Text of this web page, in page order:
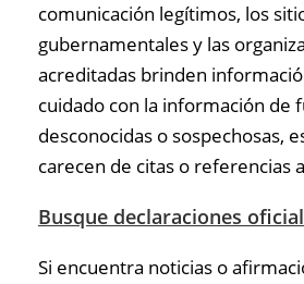
comunicación legítimos, los
gubernamentales y las
acreditadas brinden
cuidado con la información de
desconocidas o sospechosas,
carecen de citas o referencias
Busque declaraciones
Si encuentra noticias o